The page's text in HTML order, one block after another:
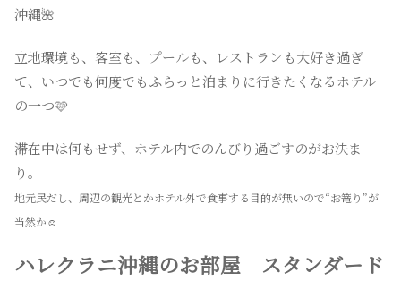
沖縄🌺
立地環境も、客室も、プールも、レストランも大好き過ぎ
て、いつでも何度でもふらっと泊まりに行きたくなるホテル
の一つ🩷
滞在中は何もせず、ホテル内でのんびり過ごすのがお決ま
り。
地元民だし、周辺の観光とかホテル外で食事する目的が無いので“お篭り”が
当然か☺️
ハレクラニ沖縄のお部屋 スタンダード